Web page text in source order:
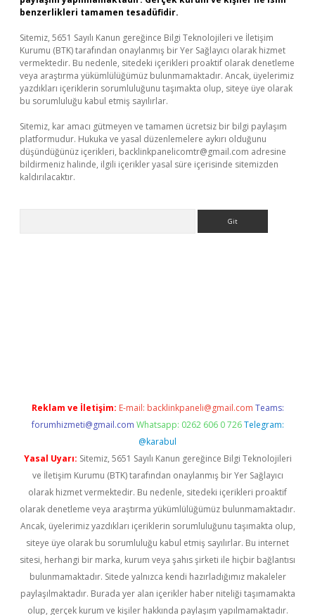
benzerlikleri tamamen tesadüfidir.
Sitemiz, 5651 Sayılı Kanun gereğince Bilgi Teknolojileri ve İletişim
Kurumu (BTK) tarafından onaylanmış bir Yer Sağlayıcı olarak hizmet
vermektedir. Bu nedenle, sitedeki içerikleri proaktif olarak denetleme
veya araştırma yükümlülüğümüz bulunmamaktadır. Ancak, üyelerimiz
yazdıkları içeriklerin sorumluluğunu taşımakta olup, siteye üye olarak
bu sorumluluğu kabul etmiş sayılırlar.
Sitemiz, kar amacı gütmeyen ve tamamen ücretsiz bir bilgi paylaşım
platformudur. Hukuka ve yasal düzenlemelere aykırı olduğunu
düşündüğünüz içerikleri, backlinkpanelicomtr@gmail.com adresine
bildirmeniz halinde, ilgili içerikler yasal süre içerisinde sitemizden
kaldırılacaktır.
Reklam ve İletişim: E-mail: backlinkpaneli@gmail.com Teams:
forumhizmeti@gmail.com Whatsapp: 0262 606 0 726 Telegram:
@karabul
Yasal Uyarı: Sitemiz, 5651 Sayılı Kanun gereğince Bilgi Teknolojileri
ve İletişim Kurumu (BTK) tarafından onaylanmış bir Yer Sağlayıcı
olarak hizmet vermektedir. Bu nedenle, sitedeki içerikleri proaktif
olarak denetleme veya araştırma yükümlülüğümüz bulunmamaktadır.
Ancak, üyelerimiz yazdıkları içeriklerin sorumluluğunu taşımakta olup,
siteye üye olarak bu sorumluluğu kabul etmiş sayılırlar. Bu internet
sitesi, herhangi bir marka, kurum veya şahıs şirketi ile hiçbir bağlantısı
bulunmamaktadır. Sitede yalnızca kendi hazırladığımız makaleler
paylaşılmaktadır. Burada yer alan içerikler haber niteliği taşımamakta
olup, gerçek kurum ve kişiler hakkında paylaşım yapılmamaktadır.